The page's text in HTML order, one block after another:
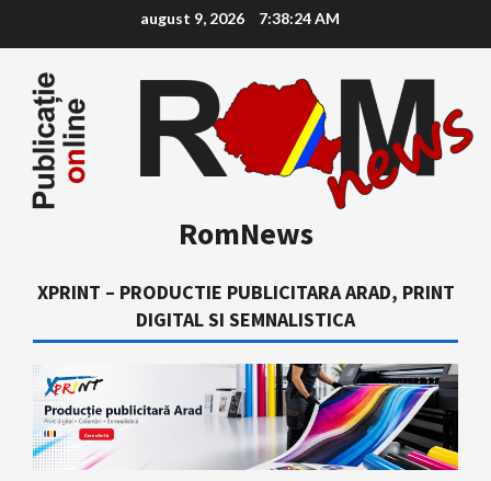
content
august 9, 2026 7:38:25 AM
RomNews
XPRINT – PRODUCTIE PUBLICITARA ARAD, PRINT
DIGITAL SI SEMNALISTICA